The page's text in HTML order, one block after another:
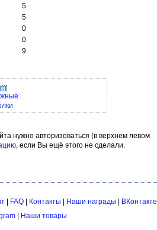
5
5
0
0
9
нужно авторизоваться (в верхнем левом
, если Вы ещё этого не сделали.
| FAQ| Контакты Наши награды
ВКонтакте
Наши товары